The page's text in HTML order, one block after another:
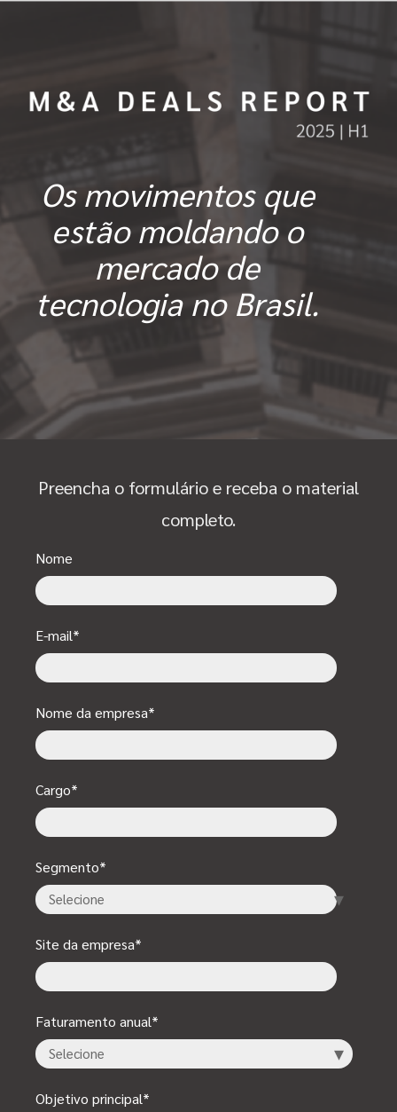
Os movimentos que
estão moldando o
mercado de
tecnologia no Brasil.
Preencha o formulário e receba o material
completo.
Nome
E-mail*
Nome da empresa*
Cargo*
Segmento*
Site da empresa*
Faturamento anual*
Objetivo principal*